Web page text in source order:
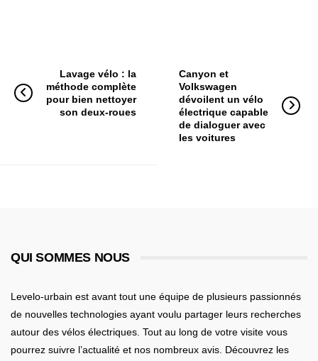
Lavage vélo : la
méthode complète
pour bien nettoyer
son deux-roues
Canyon et
Volkswagen
dévoilent un vélo
électrique capable
de dialoguer avec
les voitures
QUI SOMMES NOUS
Levelo-urbain est avant tout une équipe de plusieurs passionnés
de nouvelles technologies ayant voulu partager leurs recherches
autour des vélos électriques. Tout au long de votre visite vous
pourrez suivre l’actualité et nos nombreux avis. Découvrez les